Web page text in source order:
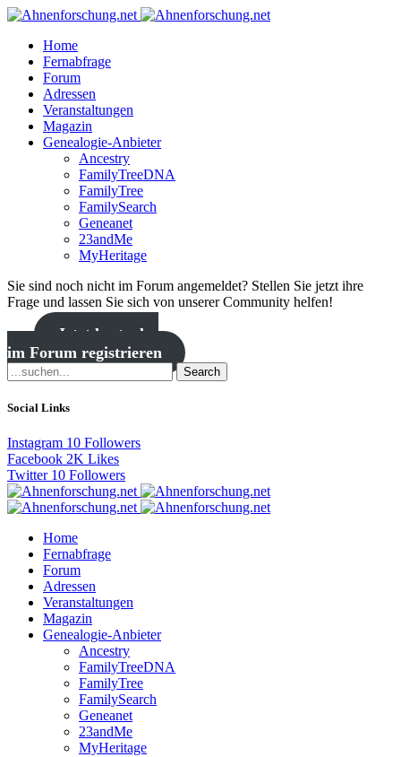
Home
Fernabfrage
Forum
Adressen
Veranstaltungen
Magazin
Genealogie-Anbieter
Ancestry
FamilyTreeDNA
FamilyTree
FamilySearch
Geneanet
23andMe
MyHeritage
Sie sind noch nicht im Forum angemeldet? Stellen Sie jetzt ihre
Frage und lassen Sie sich von unserer Community helfen!
Jetzt kostenlos
im Forum registrieren
Search
Social Links
Instagram 10 Followers
Facebook 2K Likes
Twitter 10 Followers
Home
Fernabfrage
Forum
Adressen
Veranstaltungen
Magazin
Genealogie-Anbieter
Ancestry
FamilyTreeDNA
FamilyTree
FamilySearch
Geneanet
23andMe
MyHeritage